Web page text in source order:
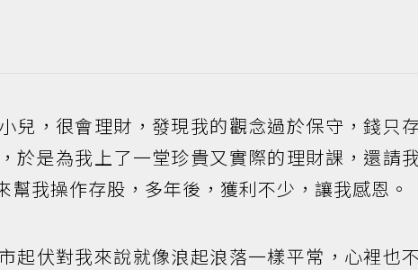
兒，很會理財，發現我的觀念過於保守，錢只
於是為我上了一堂珍貴又實際的理財課，還請
幫我操作存股，多年後，獲利不少，讓我感恩。
起伏對我來說就像浪起浪落一樣平常，心裡也